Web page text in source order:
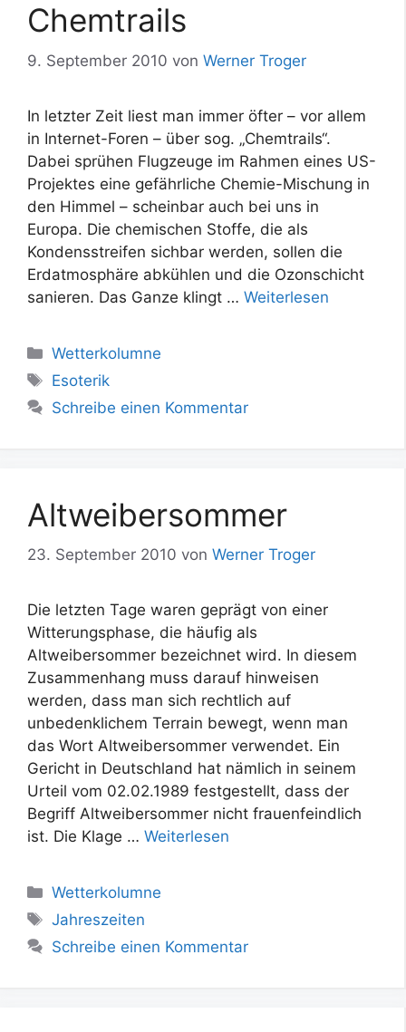
Chemtrails
9. September 2010 von Werner Troger
In letzter Zeit liest man immer öfter – vor allem
in Internet-Foren – über sog. „Chemtrails“.
Dabei sprühen Flugzeuge im Rahmen eines US-
Projektes eine gefährliche Chemie-Mischung in
den Himmel – scheinbar auch bei uns in
Europa. Die chemischen Stoffe, die als
Kondensstreifen sichbar werden, sollen die
Erdatmosphäre abkühlen und die Ozonschicht
sanieren. Das Ganze klingt … Weiterlesen
Kategorien
Wetterkolumne
Schlagwörter
Esoterik
Schreibe einen Kommentar
Altweibersommer
23. September 2010 von Werner Troger
Die letzten Tage waren geprägt von einer
Witterungsphase, die häufig als
Altweibersommer bezeichnet wird. In diesem
Zusammenhang muss darauf hinweisen
werden, dass man sich rechtlich auf
unbedenklichem Terrain bewegt, wenn man
das Wort Altweibersommer verwendet. Ein
Gericht in Deutschland hat nämlich in seinem
Urteil vom 02.02.1989 festgestellt, dass der
Begriff Altweibersommer nicht frauenfeindlich
ist. Die Klage … Weiterlesen
Kategorien
Wetterkolumne
Schlagwörter
Jahreszeiten
Schreibe einen Kommentar